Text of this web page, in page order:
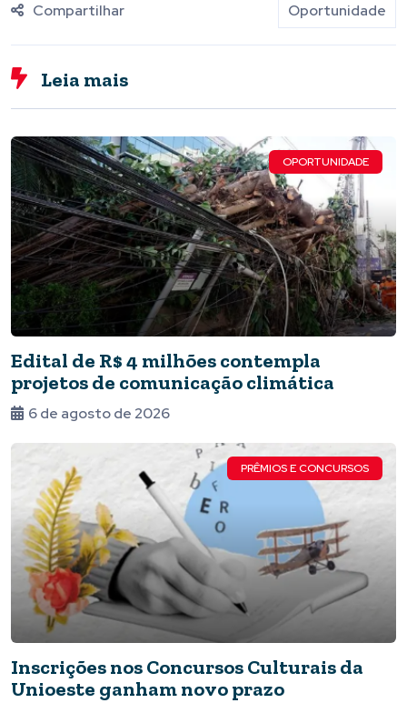
Compartilhar Oportunidade
Leia mais
OPORTUNIDADE
Edital de R$ 4 milhões contempla
projetos de comunicação climática
6 de agosto de 2026
PRÊMIOS E CONCURSOS
Inscrições nos Concursos Culturais da
Unioeste ganham novo prazo